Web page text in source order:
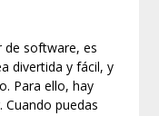
de software, es
divertida y fácil, y
Para ello, hay
puedas